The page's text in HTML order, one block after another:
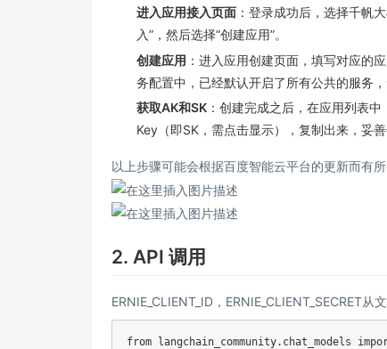
进入应用接入页面 ：登录成功后，选择千帆
入”，然后选择“创建应用”。
创建应用 ：进入应用创建页面，填写对应的
务配置中，已经默认开启了所有公共的服务，
获取AK和SK ：创建完成之后，在应用列表
Key（即SK，需点击显示），复制出来，妥善
以上步骤可能会根据百度智能云平台的更新而有
2. API 调用
ERNIE_CLIENT_ID，ERNIE_CLIENT_SECRET从
from langchain_community. chat_models